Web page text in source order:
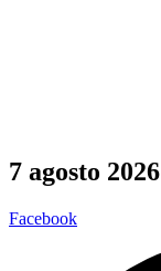
7 agosto 2026
Facebook